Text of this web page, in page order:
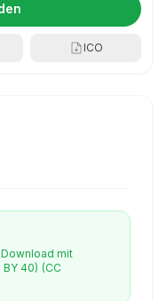
ICO
mit
40) (CC